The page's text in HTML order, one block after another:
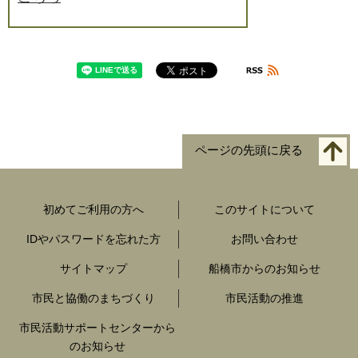
ページの先頭に戻る
初めてご利用の方へ このサイトについて
IDやパスワードを忘れた方 お問い合わせ
サイトマップ 船橋市からのお知らせ
市民と協働のまちづくり 市民活動の推進
市民活動サポートセンターから
のお知らせ